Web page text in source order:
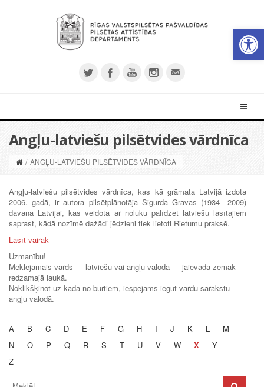
Angļu-latviešu pilsētvides vārdnīca
/ ANGĻU-LATVIEŠU PILSĒTVIDES VĀRDNĪCA
Angļu-latviešu pilsētvides vārdnīca, kas kā grāmata Latvijā izdota
2006. gadā, ir autora pilsētplānotāja Sigurda Gravas (1934—2009)
dāvana Latvijai, kas veidota ar nolūku palīdzēt latviešu lasītājiem
saprast, kādā nozīmē dažādi jēdzieni tiek lietoti Rietumu praksē.
Lasīt vairāk
Uzmanību!
Meklējamais vārds — latviešu vai angļu valodā — jāievada zemāk
redzamajā laukā.
Noklikšķinot uz kāda no burtiem, iespējams iegūt vārdu sarakstu
angļu valodā.
A B C D E F G H I J K L
M
N
O P Q R S T U V W X
Y
Z